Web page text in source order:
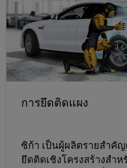
การยึดติดแผง
ซิก้า เป็นผู้ผลิตรายสำคั
ยึดติดเชิงโครงสร้างสำ